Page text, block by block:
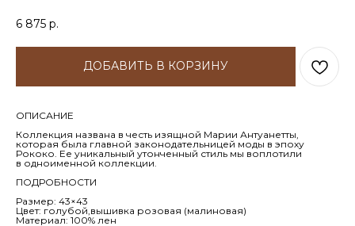
6 875 р.
ДОБАВИТЬ В КОРЗИНУ
ОПИСАНИЕ
Коллекция названа в честь изящной Марии Антуанетты,
которая была главной законодательницей моды в эпоху
Рококо. Ее уникальный утонченный стиль мы воплотили
в одноименной коллекции.
ПОДРОБНОСТИ
Размер: 43×43
Цвет: голубой,вышивка розовая (малиновая)
Материал: 100% лен